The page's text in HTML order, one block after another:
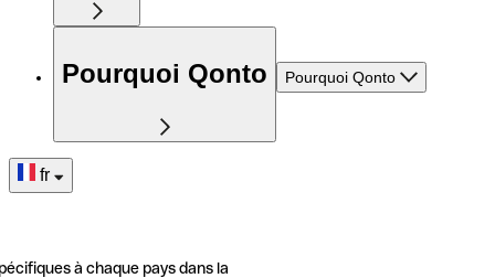
Pourquoi Qonto Pourquoi Qonto
fr
à chaque pays dans la